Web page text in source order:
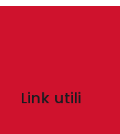
Link utili